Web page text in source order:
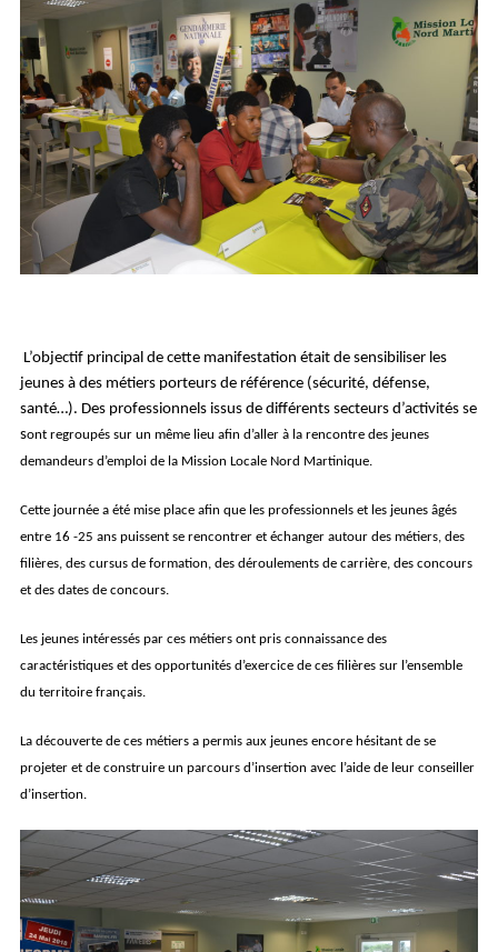
L’objectif principal de cette manifestation était de sensibiliser les
jeunes à des métiers porteurs de référence (sécurité, défense,
santé…). Des professionnels issus de différents secteurs d’activités se
sont regroupés sur un même lieu afin d’aller à la rencontre des jeunes
demandeurs d’emploi de la Mission Locale Nord Martinique.
Cette journée a été mise place afin que les professionnels et les jeunes âgés
entre 16 -25 ans puissent se rencontrer et échanger autour des métiers, des
filières, des cursus de formation, des déroulements de carrière, des concours
et des dates de concours.
Les jeunes intéressés par ces métiers ont pris connaissance des
caractéristiques et des opportunités d’exercice de ces filières sur l’ensemble
du territoire français.
La découverte de ces métiers a permis aux jeunes encore hésitant de se
projeter et de construire un parcours d’insertion avec l’aide de leur conseiller
d’insertion.